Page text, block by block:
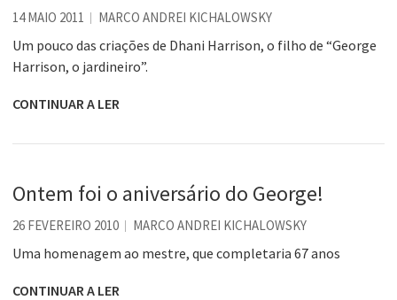
14 MAIO 2011 MARCO ANDREI KICHALOWSKY
Um pouco das criações de Dhani Harrison, o filho de “George
Harrison, o jardineiro”.
CONTINUAR A LER
Ontem foi o aniversário do George!
26 FEVEREIRO 2010 MARCO ANDREI KICHALOWSKY
Uma homenagem ao mestre, que completaria 67 anos
CONTINUAR A LER